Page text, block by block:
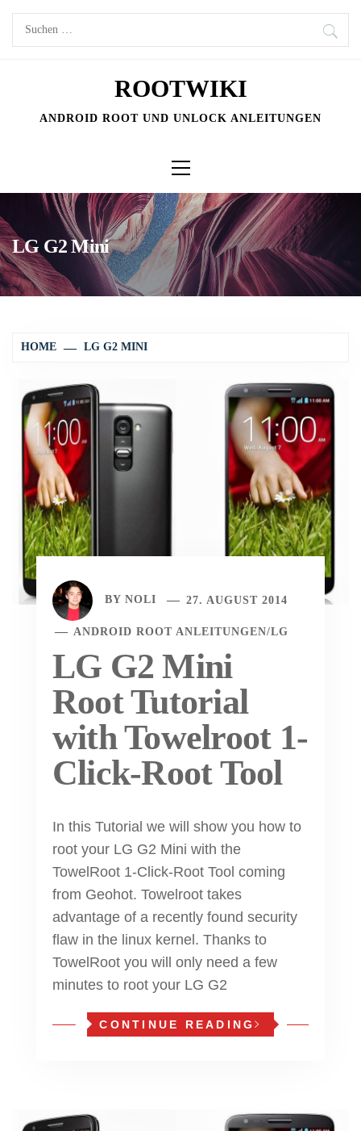
Skip
Suchen
nach:
ROOTWIKI
ANDROID ROOT UND UNLOCK ANLEITUNGEN
Menu
LG G2 Mini
HOME LG G2 MINI
BY NOLI 27. AUGUST 2014
ANDROID ROOT ANLEITUNGEN/LG
LG G2 Mini
Root Tutorial
with Towelroot 1-
Click-Root Tool
In this Tutorial we will show you how to
root your LG G2 Mini with the
TowelRoot 1-Click-Root Tool coming
from Geohot. Towelroot takes
advantage of a recently found security
flaw in the linux kernel. Thanks to
TowelRoot you will only need a few
minutes to root your LG G2
CONTINUE READING